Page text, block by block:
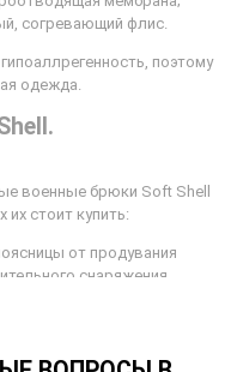
согревающий флис.
поэтому
одежда.
военные брюки Soft Shell
стоит купить:
от продувания
снаряжения